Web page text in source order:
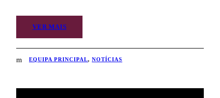
VER MAIS
EQUIPA PRINCIPAL, NOTÍCIAS